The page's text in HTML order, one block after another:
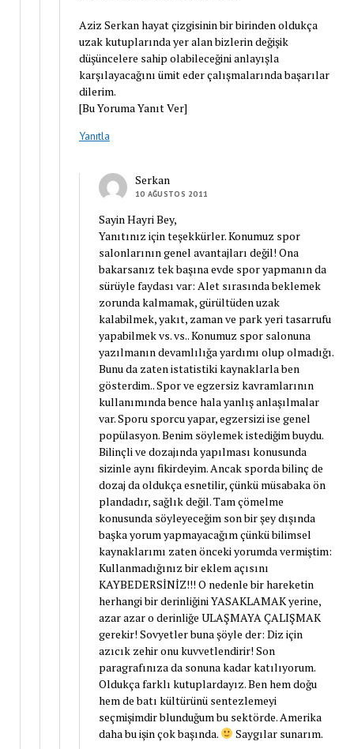
Aziz Serkan hayat çizgisinin bir birinden oldukça
uzak kutuplarında yer alan bizlerin değişik
düşüncelere sahip olabileceğini anlayışla
karşılayacağını ümit eder çalışmalarında başarılar
dilerim.
[Bu Yoruma Yanıt Ver]
Yanıtla
Serkan
10 AĞUSTOS 2011
Sayin Hayri Bey,
Yanıtınız için teşekkürler. Konumuz spor
salonlarının genel avantajları değil! Ona
bakarsanız tek başına evde spor yapmanın da
sürüyle faydası var: Alet sırasında beklemek
zorunda kalmamak, gürültüden uzak
kalabilmek, yakıt, zaman ve park yeri tasarrufu
yapabilmek vs. vs.. Konumuz spor salonuna
yazılmanın devamlılığa yardımı olup olmadığı.
Bunu da zaten istatistiki kaynaklarla ben
gösterdim.. Spor ve egzersiz kavramlarının
kullanımında bence hala yanlış anlaşılmalar
var. Sporu sporcu yapar, egzersizi ise genel
popülasyon. Benim söylemek istediğim buydu.
Bilinçli ve dozajında yapılması konusunda
sizinle aynı fikirdeyim. Ancak sporda bilinç de
dozaj da oldukça esnetilir, çünkü müsabaka ön
plandadır, sağlık değil. Tam çömelme
konusunda söyleyeceğim son bir şey dışında
başka yorum yapmayacağım çünkü bilimsel
kaynaklarımı zaten önceki yorumda vermiştim:
Kullanmadığınız bir eklem açısını
KAYBEDERSİNİZ!!! O nedenle bir hareketin
herhangi bir derinliğini YASAKLAMAK yerine,
azar azar o derinliğe ULAŞMAYA ÇALIŞMAK
gerekir! Sovyetler buna şöyle der: Diz için
azıcık zehir onu kuvvetlendirir! Son
paragrafınıza da sonuna kadar katılıyorum.
Oldukça farklı kutuplardayız. Ben hem doğu
hem de batı kültürünü sentezlemeyi
seçmişimdir blunduğum bu sektörde. Amerika
daha bu işin çok başında.
Saygılar sunarım.